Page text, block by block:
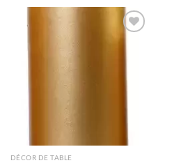
DÉCOR DE TABLE